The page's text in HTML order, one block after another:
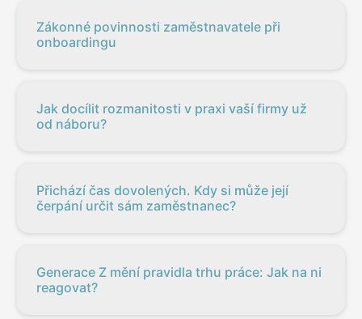
Zákonné povinnosti zaměstnavatele při
onboardingu
Jak docílit rozmanitosti v praxi vaší firmy už
od náboru?
Přichází čas dovolených. Kdy si může její
čerpání určit sám zaměstnanec?
Generace Z mění pravidla trhu práce: Jak na ni
reagovat?